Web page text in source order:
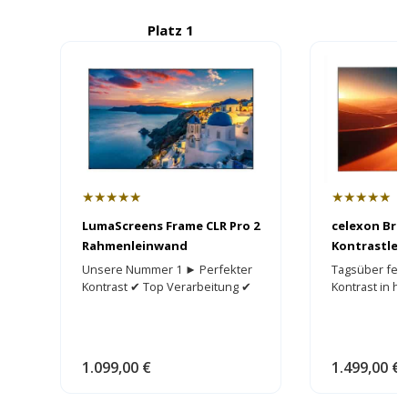
Platz 1
★★★★★
LumaScreens Frame CLR Pro 2
Rahmenleinwand
Unsere Nummer 1 ► Perfekter
Kontrast ✔ Top Verarbeitung ✔
1.099,00 €
★★★★★
celexon
Tagsüber
Kontrast in
1.499,00 €